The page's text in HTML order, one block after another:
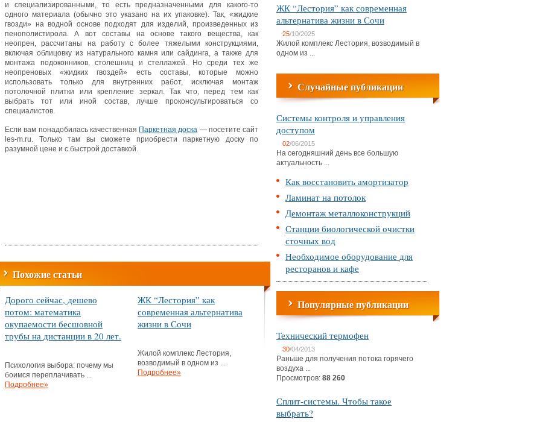
и специализированными, то есть предназначенными для какого-то
одного материала (обычно это указано на их упаковке). Так, «жидкие
гвозди» на водной основе подходят для изделий, произведенных из
пенополистирола. А вот составы на основе такого вещества, как
неопрен, рассчитаны на работу с более тяжелыми конструкциями,
включая облицовку из натурального камня или сайдинга, а также для
монтажа подоконников, столешниц и стеллажей. Но среди тех же
неопреновых «жидких гвоздей» есть составы, которые можно
использовать только для внутренних работ, исключая монтаж
потолочной плитки или крепление зеркал. Так что, перед тем как
выбрать тот или иной состав, лучше проконсультироваться со
специалистов.
Если вам понадобилась качественная Паркетная доска — посетите сайт
les-m.ru. Только там вы сможете приобрести паркетную доску по
разумной цене и с быстрой доставкой.
Похожие статьи
Дорого сейчас, дешево
потом: математика
окупаемости бесшовной
трубы на дистанции в 20 лет.
Психология выбора: почему мы
боимся переплачивать ...
Подробнее»
ЖК “Лестория” как
современная альтернатива
жизни в Сочи
Жилой комплекс Лестория,
возводимый в одном из ...
Подробнее»
ЖК “Лестория” как современная
альтернатива жизни в Сочи
25/10/2025
Жилой комплекс Лестория, возводимый в
одном из ...
Случайные публикации
Системы контроля и управления
доступом
02/06/2015
На сегодняшний день все большую
актуальность ...
Как восстановить амортизатор
Ламинат на потолок
Демонтаж металлоконструкций
Станции биологической очистки
сточных вод
Необходимое оборудование для
ресторанов и кафе
Популярные публикации
Технический термофен
30/04/2013
Раньше для получения потока горячего
воздуха ...
Просмотров: 88 260
Сплит-системы. Чтобы такое
выбрать?